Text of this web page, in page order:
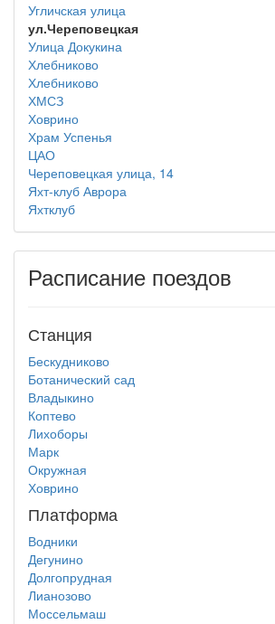
Угличская улица
ул.Череповецкая
Улица Докукина
Хлебниково
Хлебниково
ХМСЗ
Ховрино
Храм Успенья
ЦАО
Череповецкая улица, 14
Яхт-клуб Аврора
Яхтклуб
Расписание поездов
Станция
Бескудниково
Ботанический сад
Владыкино
Коптево
Лихоборы
Марк
Окружная
Ховрино
Платформа
Водники
Дегунино
Долгопрудная
Лианозово
Моссельмаш